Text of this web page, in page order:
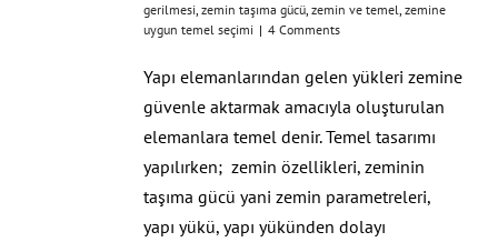
gerilmesi, zemin taşıma gücü, zemin ve temel, zemine
uygun temel seçimi | 4 Comments
Yapı elemanlarından gelen yükleri zemine
güvenle aktarmak amacıyla oluşturulan
elemanlara temel denir. Temel tasarımı
yapılırken; zemin özellikleri, zeminin
taşıma gücü yani zemin parametreleri,
yapı yükü, yapı yükünden dolayı